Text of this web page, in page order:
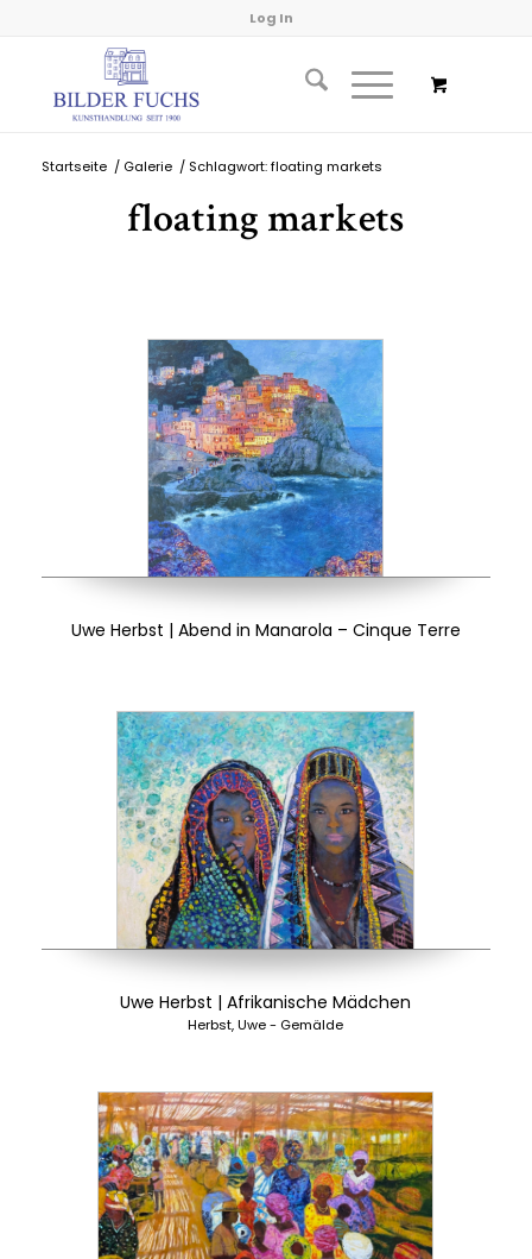
Log In
Startseite / Galerie / Schlagwort: floating markets
floating markets
Uwe Herbst | Abend in Manarola – Cinque Terre
Uwe Herbst | Afrikanische Mädchen
Herbst, Uwe - Gemälde